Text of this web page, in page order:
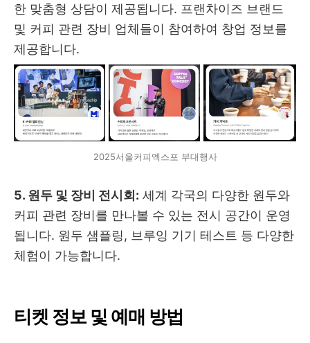
한 맞춤형 상담이 제공됩니다. 프랜차이즈 브랜드
및 커피 관련 장비 업체들이 참여하여 창업 정보를
제공합니다.
2025서울커피엑스포 부대행사
5. 원두 및 장비 전시회: 세계 각국의 다양한 원두와
커피 관련 장비를 만나볼 수 있는 전시 공간이 운영
됩니다. 원두 샘플링, 브루잉 기기 테스트 등 다양한
체험이 가능합니다.
티켓 정보 및 예매 방법